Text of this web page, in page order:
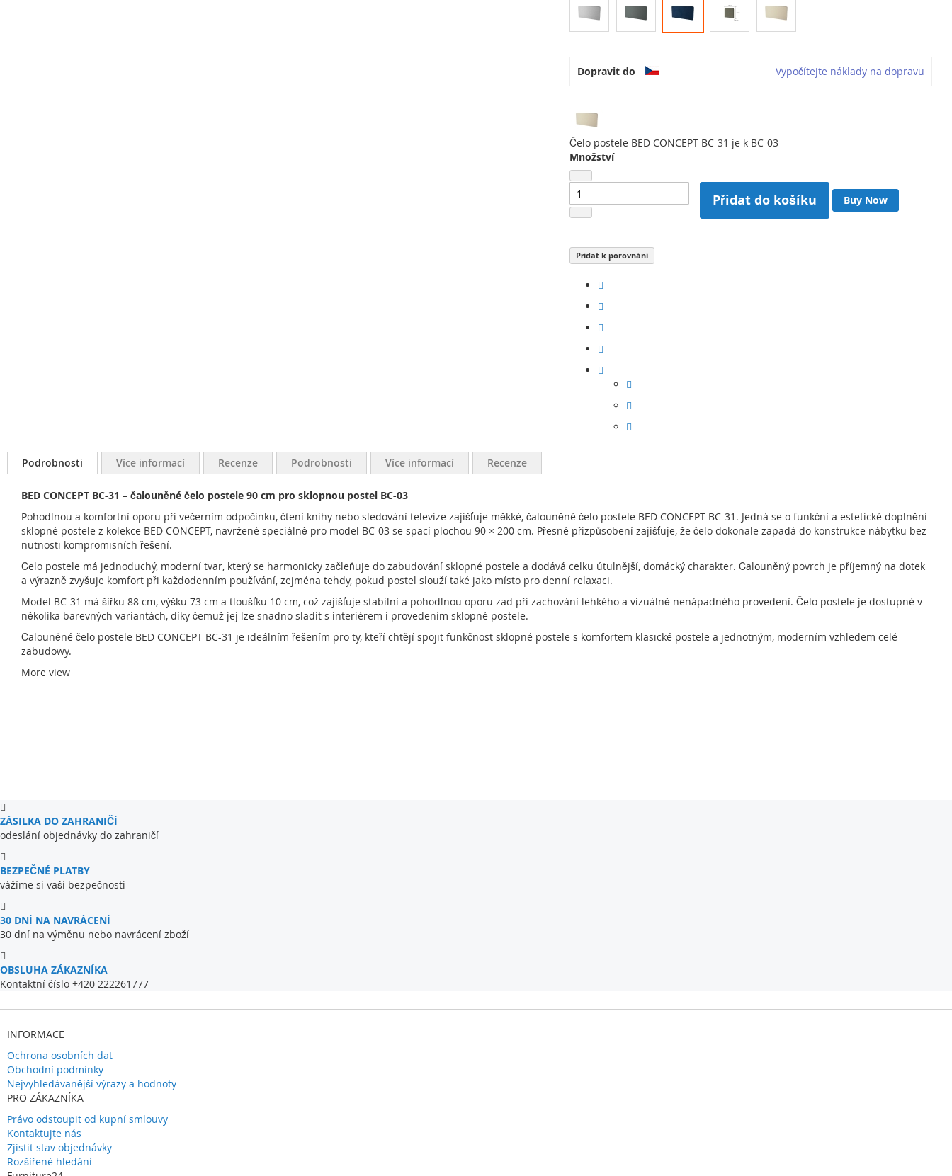
Dopravit do Vypočítejte náklady na dopravu
Čelo postele BED CONCEPT BC-31 je k BC-03
Množství
Přidat do košíku Buy Now
Přidat k porovnání
Podrobnosti Více informací Recenze Podrobnosti
BED CONCEPT BC-31 – čalouněné čelo postele 90 cm pro sklopnou postel BC-03
Pohodlnou a komfortní oporu při večerním odpočinku, čtení knihy nebo sledování televize zajišťuje měkké, čalouněné čelo postele BED CONCEPT BC-31. Jedná se o funkční a estetické doplnění
sklopné postele z kolekce BED CONCEPT, navržené speciálně pro model BC-03 se spací plochou 90 × 200 cm. Přesné přizpůsobení zajišťuje, že čelo dokonale zapadá do konstrukce nábytku bez
nutnosti kompromisních řešení.
Čelo postele má jednoduchý, moderní tvar, který se harmonicky začleňuje do zabudování sklopné postele a dodává celku útulnější, domácký charakter. Čalouněný povrch je příjemný na dotek
a výrazně zvyšuje komfort při každodenním používání, zejména tehdy, pokud postel slouží také jako místo pro denní relaxaci.
Model BC-31 má šířku 88 cm, výšku 73 cm a tloušťku 10 cm, což zajišťuje stabilní a pohodlnou oporu zad při zachování lehkého a vizuálně nenápadného provedení. Čelo postele je dostupné v
několika barevných variantách, díky čemuž jej lze snadno sladit s interiérem i provedením sklopné postele.
Čalouněné čelo postele BED CONCEPT BC-31 je ideálním řešením pro ty, kteří chtějí spojit funkčnost sklopné postele s komfortem klasické postele a jednotným, moderním vzhledem celé
zabudowy.
More view
Více informací Recenze
ZÁSILKA DO ZAHRANIČÍ
odeslání objednávky do zahraničí
BEZPEČNÉ PLATBY
vážíme si vaší bezpečnosti
30 DNÍ NA NAVRÁCENÍ
30 dní na výměnu nebo navrácení zboží
OBSLUHA ZÁKAZNÍKA
Kontaktní číslo +420 222261777
INFORMACE
Ochrona osobních dat
Obchodní podmínky
Nejvyhledávanější výrazy a hodnoty
PRO ZÁKAZNÍKA
Právo odstoupit od kupní smlouvy
Kontaktujte nás
Zjistit stav objednávky
Rozšířené hledání